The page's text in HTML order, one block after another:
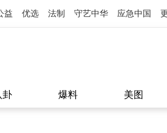
益 优选 法制 守艺中华 应急中国
卦 爆料 美图